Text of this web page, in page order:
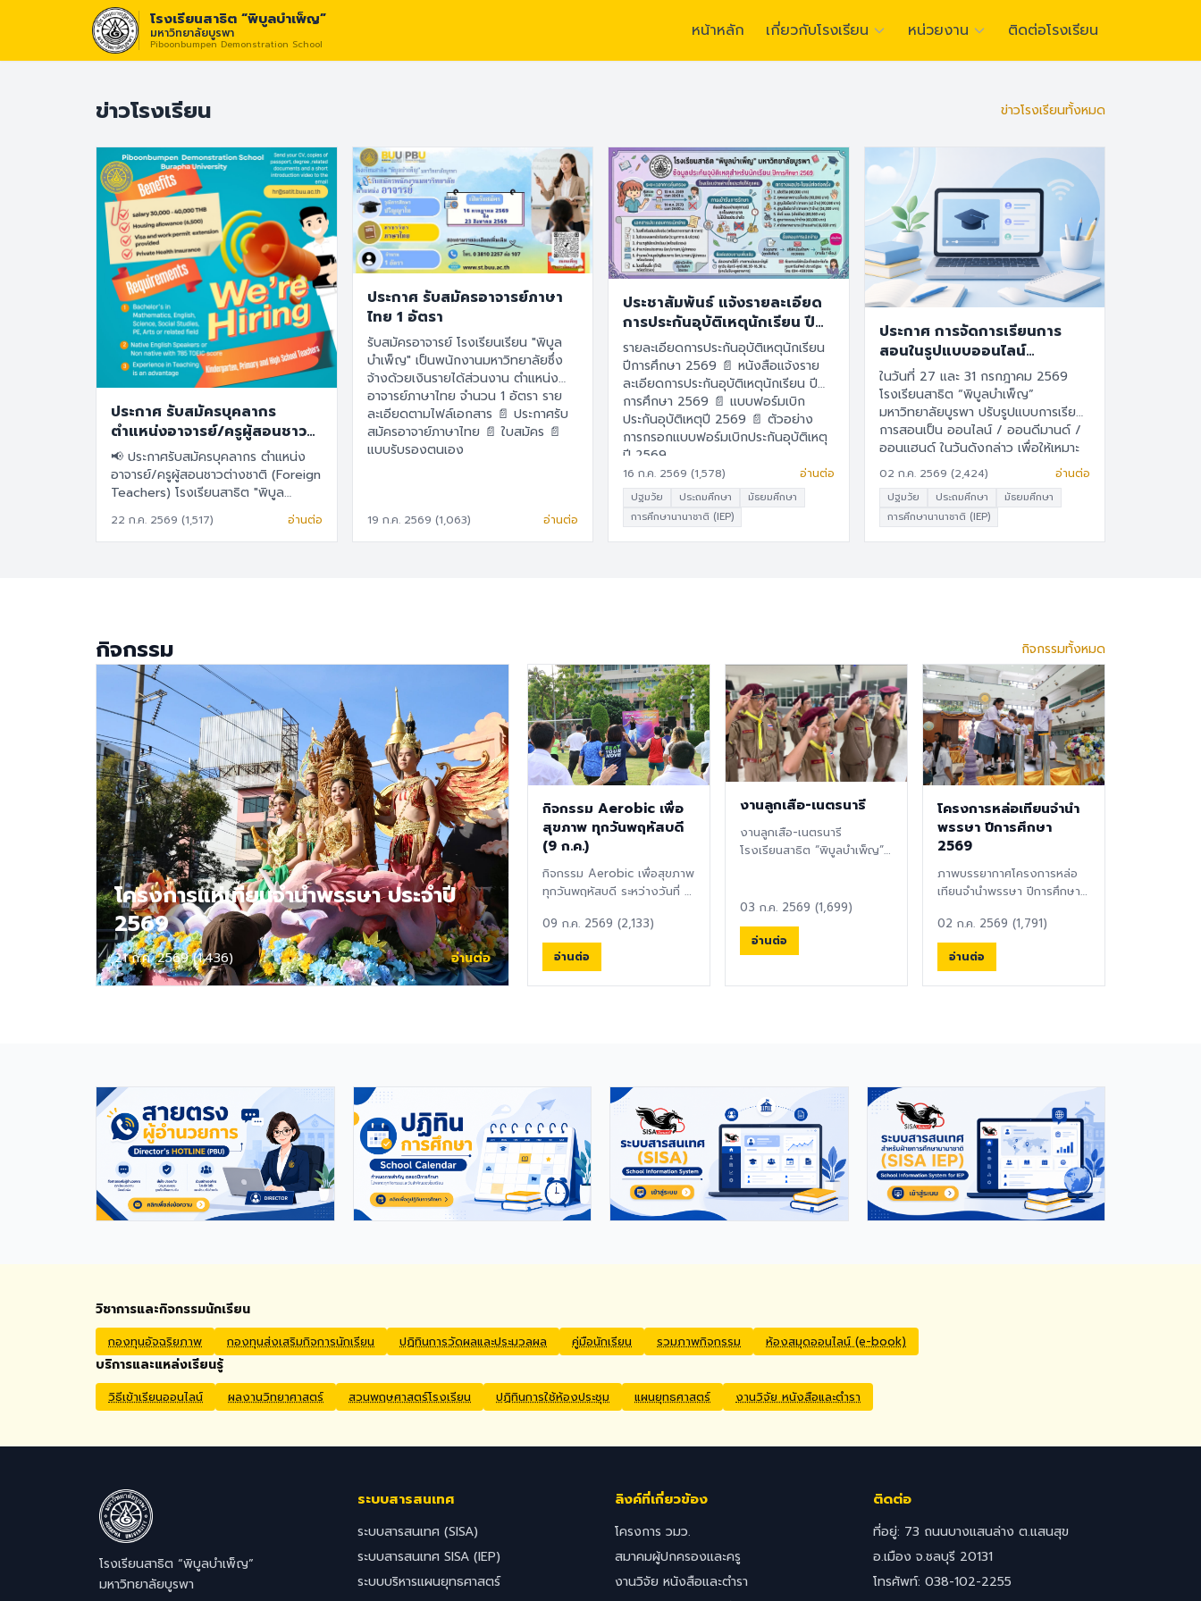
โรงเรียนสาธิต “พิบูลบำเพ็ญ”
มหาวิทยาลัยบูรพา
Piboonbumpen Demonstration School
หน้าหลัก เกี่ยวกับโรงเรียน หน่วยงาน ติดต่อโรงเรียน
ข่าวโรงเรียน ข่าวโรงเรียนทั้งหมด
ประกาศ รับสมัครบุคลากร
ตำแหน่งอาจารย์/ครูผู้สอนชาว
ต่างชาติ (Foreign Teachers)
📢 ประกาศรับสมัครบุคลากร ตำแหน่ง
อาจารย์/ครูผู้สอนชาวต่างชาติ (Foreign
Teachers) โรงเรียนสาธิต "พิบูล
ไทย โรงเรียนสาธิต "พิบูลบำเพ็ญ"
มหาวิทยาลัยบูรพา มีความประสงค์จะรับ
เดือน สวัสดิการการต่ออายุ Visa และ
Work Permit ประกันสุขภาพเอกชน
คุณสมบัติประจำตำแหน่ง สำเร็จการ
ศึกษาระดับปริญญาตรี ในสาขาวิชา
คณิตศาสตร์ ภาษาอังกฤษ วิทยาศาสตร์
สังคมศึกษา สุขศึกษา/พลศึกษา ศิลปะ
หรือสาขาอื่นที่เกี่ยวข้อง เป็นผู้ใช้ภาษา
อังกฤษเป็นภาษาแม่ (Native English
Speaker) หรือหากไม่ใช่เจ้าของภาษา
ต้องมีผลการทดสอบภาษาอังกฤษ
TOEIC ไม่ต่ำกว่า 785 คะแนน หากมี
ประสบการณ์ด้านการจัดการเรียนการ
สอนจะได้รับการพิจารณาเป็นพิเศษ
เอกสารประกอบการสมัครและการติดต่อ
ผู้สนใจสามารถส่ง ประวัติส่วนตัว (CV),
สำเนาหนังสือเดินทาง (Passport),
สำเนาใบปริญญาบัตร, เอกสารรับรองอื่น
ๆ ที่เกี่ยวข้อง พร้อมทั้งวิดีโอแนะนำตัว
สั้น ๆ (Short Introduction Video)
ได้ที่อีเมล hr@satit.buu.ac.th 🇬🇧
for teaching positions covering
Kindergarten, Primary, and High
School levels. Benefits Monthly
Salary: 30,000 – 40,000 THB
Housing Allowance: 6,500 THB Full
assistance with Visa and Work
Permit extensions Private Health
Insurance cover Qualifications
English Speakers with a verified
TOEIC score of at least 785. Prior
teaching experience is preferred.
Application Process Interested
candidates should submit their
CV, passport copy, degree
22 ก.ค. 2569 (1,517) อ่านต่อ
ประกาศ รับสมัครอาจารย์ภาษา
ไทย 1 อัตรา
รับสมัครอาจารย์ โรงเรียนเรียน "พิบูล
บำเพ็ญ" เป็นพนักงานมหาวิทยาลัยซึ่ง
จ้างด้วยเงินรายได้ส่วนงาน ตำแหน่ง
อาจารย์ภาษาไทย จำนวน 1 อัตรา ราย
ละเอียดตามไฟล์เอกสาร 📄 ประกาศรับ
สมัครอาจาย์ภาษาไทย 📄 ใบสมัคร 📄
แบบรับรองตนเอง
19 ก.ค. 2569 (1,063) อ่านต่อ
ประชาสัมพันธ์ แจ้งรายละเอียด
การประกันอุบัติเหตุนักเรียน ปี
การศึกษา 2569
รายละเอียดการประกันอุบัติเหตุนักเรียน
ปีการศึกษา 2569 📄 หนังสือแจ้งราย
ละเอียดการประกันอุบัติเหตุนักเรียน ปี
การศึกษา 2569 📄 แบบฟอร์มเบิก
ประกันอุบัติเหตุปี 2569 📄 ตัวอย่าง
การกรอกแบบฟอร์มเบิกประกันอุบัติเหตุ
ปี 2569
16 ก.ค. 2569 (1,578) อ่านต่อ
ปฐมวัย ประถมศึกษา
มัธยมศึกษา
การศึกษานานาชาติ (IEP)
ประกาศ การจัดการเรียนการ
สอนในรูปแบบออนไลน์
ออนดีมานด์ หรือออนแอนด์ ใน
วันที่ 27-31 กรกฎาคม 2569
ในวันที่ 27 และ 31 กรกฎาคม 2569
โรงเรียนสาธิต “พิบูลบำเพ็ญ”
มหาวิทยาลัยบูรพา ปรับรูปแบบการเรียน
การสอนเป็น ออนไลน์ / ออนดีมานด์ /
ออนแฮนด์ ในวันดังกล่าว เพื่อให้เหมาะ
สมกับวันหยุดราชการ และให้ผู้เรียนเรียน
รู้ได้ทุกที่ทุกเวลา แล้วจะกลับมาเรียนแบบ
ปกติ (Onsite) ตามกำหนดการเดิม 📄
เอกสารประกาศโรงเรียน
02 ก.ค. 2569 (2,424) อ่านต่อ
ปฐมวัย ประถมศึกษา
มัธยมศึกษา
การศึกษานานาชาติ (IEP)
กิจกรรม กิจกรรมทั้งหมด
โครงการแห่เทียนจำนำพรรษา ประจำปี
2569
21 ก.ค. 2569 (1,436) อ่านต่อ
กิจกรรม Aerobic เพื่อ
สุขภาพ ทุกวันพฤหัสบดี
(9 ก.ค.)
กิจกรรม Aerobic เพื่อสุขภาพ
ทุกวันพฤหัสบดี ระหว่างวันที่ 9
ณ โรง...
09 ก.ค. 2569 (2,133)
อ่านต่อ
งานลูกเสือ-เนตรนารี
งานลูกเสือ-เนตรนารี
โรงเรียนสาธิต “พิบูลบำเพ็ญ”
03 ก.ค. 2569 (1,699)
อ่านต่อ
โครงการหล่อเทียนจำนำ
พรรษา ปีการศึกษา
2569
ภาพบรรยากาศโครงการหล่อ
เทียนจำนำพรรษา ปีการศึกษา
2-3 กรกฎาคม ...
02 ก.ค. 2569 (1,791)
อ่านต่อ
วิชาการและกิจกรรมนักเรียน
กองทุนอัจฉริยภาพ กองทุนส่งเสริมกิจการนักเรียน ปฏิทินการวัดผลและประมวลผล คู่มือนักเรียน รวมภาพกิจกรรม ห้องสมุดออนไลน์ (e-book)
บริการและแหล่งเรียนรู้
วิธีเข้าเรียนออนไลน์ ผลงานวิทยาศาสตร์ สวนพฤษศาสตร์โรงเรียน ปฏิทินการใช้ห้องประชุม แผนยุทธศาสตร์ งานวิจัย หนังสือและตำรา
โรงเรียนสาธิต “พิบูลบำเพ็ญ”
มหาวิทยาลัยบูรพา
ระบบสารสนเทศ
ระบบสารสนเทศ (SISA)
ระบบสารสนเทศ SISA (IEP)
ระบบบริหารแผนยุทธศาสตร์
ลิงค์ที่เกี่ยวข้อง
โครงการ วมว.
สมาคมผู้ปกครองและครู
งานวิจัย หนังสือและตำรา
ติดต่อ
ที่อยู่: 73 ถนนบางแสนล่าง ต.แสนสุข
อ.เมือง จ.ชลบุรี 20131
โทรศัพท์: 038-102-2255